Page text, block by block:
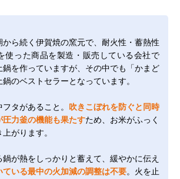
ら続く伊賀焼の窯元で、耐火性・蓄熱性
使った商品を製造・販売している会社で
鍋を作っていますが、その中でも「かまど
のベストセラーとなっています。
タがあること。 吹きこぼれを防ぐと同時
圧力釜の機能も果たすため、お米がふっく
がります。
鍋が熱をしっかりと蓄えて、緩やかに伝え
ている最中の火加減の調整は不要。火を止